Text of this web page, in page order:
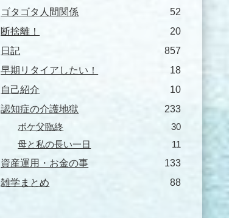
ゴタゴタ人間関係
52
断捨離！
20
日記
857
早期リタイアしたい！
18
自己紹介
10
認知症の介護地獄
233
ボケ父臨終
30
母と私の長い一日
11
資産運用・お金の事
133
雑学まとめ
88